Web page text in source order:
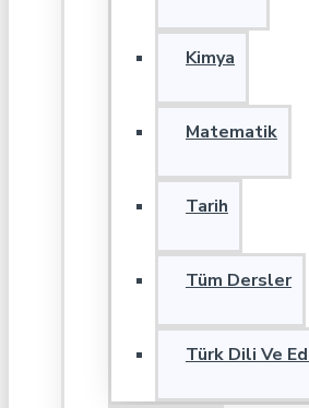
Kimya
Matematik
Tarih
Tüm Dersler
Türk Dili Ve